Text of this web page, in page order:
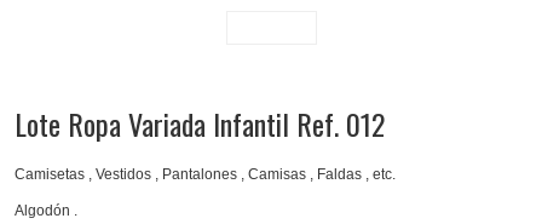
Lote Ropa Variada Infantil Ref. 012
Camisetas , Vestidos , Pantalones , Camisas , Faldas , etc.
Algodón .